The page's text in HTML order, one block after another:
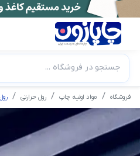
جستجو در فروشگاه ...
فروشگاه مواد اولیه چاپ رول حرارتی